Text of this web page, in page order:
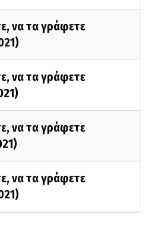
να τα γράφετε
να τα γράφετε
να τα γράφετε
να τα γράφετε